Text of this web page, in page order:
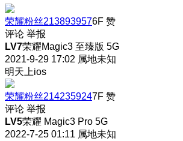
荣耀粉丝2138939576F 赞
评论 举报
LV7荣耀Magic3 至臻版 5G
2021-9-29 17:02 属地未知
明天上ios
荣耀粉丝2142359247F 赞
评论 举报
LV5荣耀 Magic3 Pro 5G
2022-7-25 01:11 属地未知